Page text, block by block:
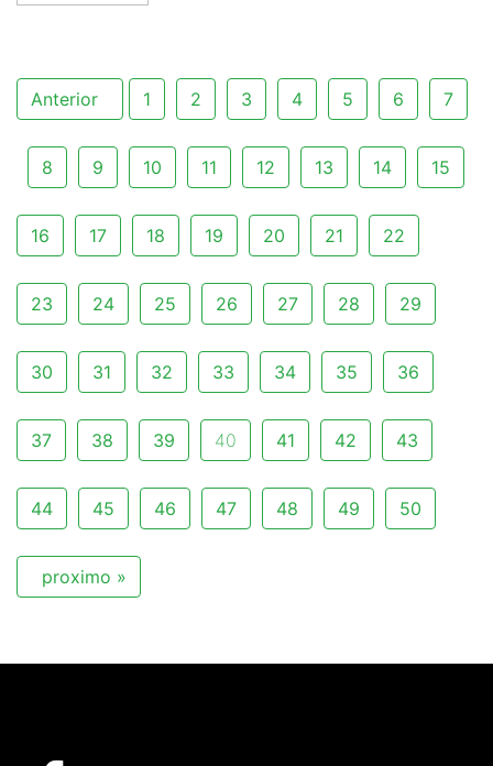
Anterior 1 2 3 4 5 6 7
8 9 10 11 12 13 14 15
16 17 18 19 20 21 22
23 24 25 26 27 28 29
30 31 32 33 34 35 36
37 38 39 40 41 42 43
44 45 46 47 48 49 50
proximo »